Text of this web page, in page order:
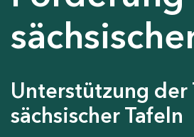
Unterstützung
sächsischer Tafeln